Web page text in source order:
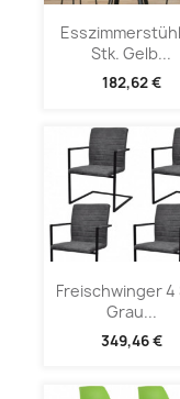
Stk. Gelb...
182,62 €
Freischwinger 4
Grau...
349,46 €